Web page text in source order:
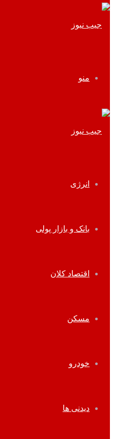
منو
انرژی
بانک و بازار پولی
اقتصاد کلان
مسکن
خودرو
دیدنی ها